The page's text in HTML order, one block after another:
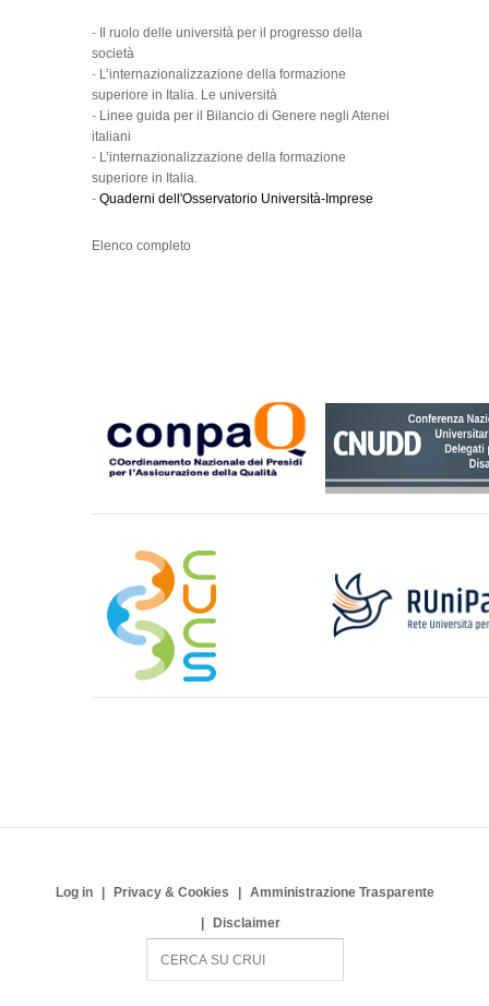
-
Il ruolo delle università per il progresso della
società
- L’internazionalizzazione della formazione
superiore in Italia. Le università
- Linee guida per il Bilancio di Genere negli Atenei
italiani
- L’internazionalizzazione della formazione
superiore in Italia.
- Quaderni dell'Osservatorio Università-Imprese
Elenco completo
Log in Privacy & Cookies
Amministrazione Trasparente
Disclaimer